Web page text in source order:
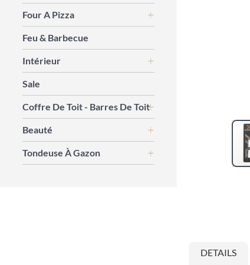
images
DETAILS
Four A Pizza
Feu & Barbecue
Intérieur
Sale
Coffre De Toit - Barres De Toit
Beauté
Tondeuse À Gazon